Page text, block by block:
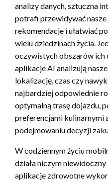
analizy danych, sztuczna
potrafi przewidywać
rekomendacje i ułatwiać
wielu dziedzinach życia.
oczywistych obszarów ich
aplikacje AI analizują
lokalizację, czas czy
najbardziej odpowiednie
optymalną trasę dojazdu,
preferencjami kulinarnymi
podejmowaniu decyzji
W codziennym życiu
działa niczym
aplikacje zdrowotne